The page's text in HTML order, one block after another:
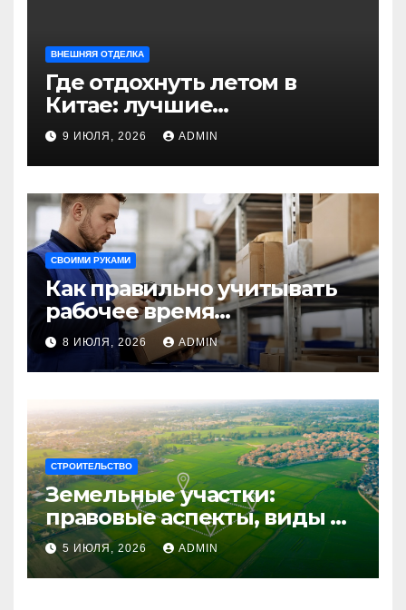
ВНЕШНЯЯ ОТДЕЛКА
Где отдохнуть летом в
Китае: лучшие
направления для
незабываемого
путешествия
9 ИЮЛЯ, 2026 ADMIN
СВОИМИ РУКАМИ
Как правильно учитывать
рабочее время
сотрудников: советы для
бизнеса
8 ИЮЛЯ, 2026 ADMIN
СТРОИТЕЛЬСТВО
Земельные участки:
правовые аспекты, виды и
возможности
использования
5 ИЮЛЯ, 2026 ADMIN